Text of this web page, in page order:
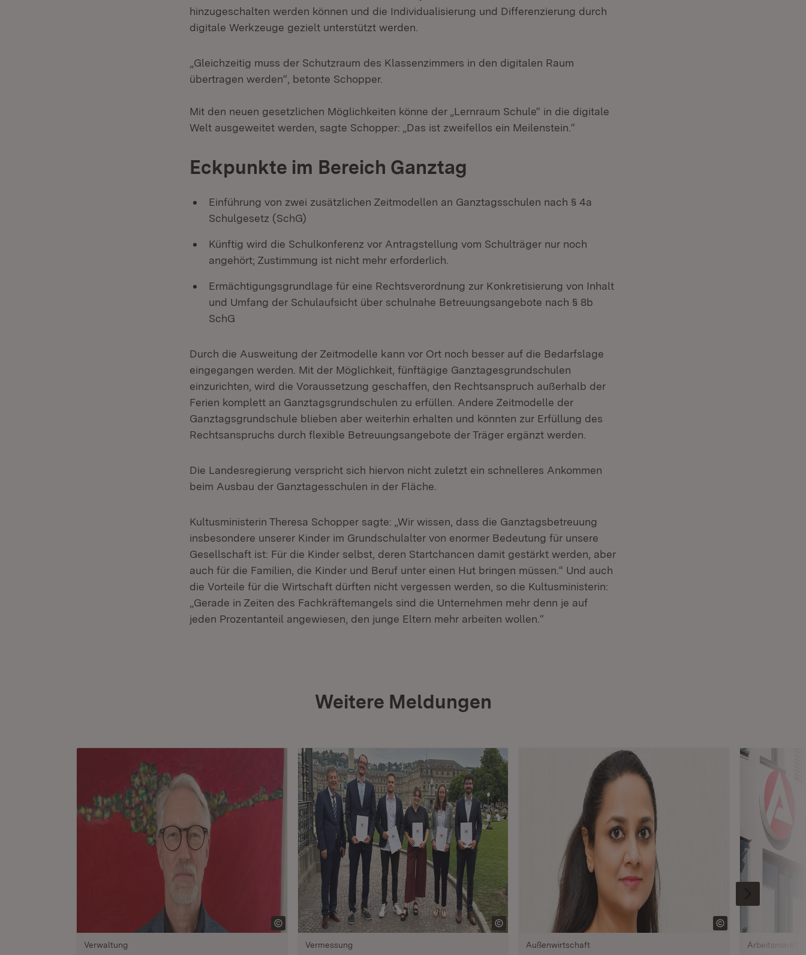
hinzugeschalten werden können und die Individualisierung und Differenzierung durch
digitale Werkzeuge gezielt unterstützt werden.
„Gleichzeitig muss der Schutzraum des Klassenzimmers in den digitalen Raum
übertragen werden“, betonte Schopper.
Mit den neuen gesetzlichen Möglichkeiten könne der „Lernraum Schule“ in die digitale
Welt ausgeweitet werden, sagte Schopper: „Das ist zweifellos ein Meilenstein.“
Eckpunkte im Bereich Ganztag
Einführung von zwei zusätzlichen Zeitmodellen an Ganztagsschulen nach § 4a
Schulgesetz (SchG)
Künftig wird die Schulkonferenz vor Antragstellung vom Schulträger nur noch
angehört; Zustimmung ist nicht mehr erforderlich.
Ermächtigungsgrundlage für eine Rechtsverordnung zur Konkretisierung von Inhalt
und Umfang der Schulaufsicht über schulnahe Betreuungsangebote nach § 8b
SchG
Durch die Ausweitung der Zeitmodelle kann vor Ort noch besser auf die Bedarfslage
eingegangen werden. Mit der Möglichkeit, fünftägige Ganztagesgrundschulen
einzurichten, wird die Voraussetzung geschaffen, den Rechtsanspruch außerhalb der
Ferien komplett an Ganztagsgrundschulen zu erfüllen. Andere Zeitmodelle der
Ganztagsgrundschule blieben aber weiterhin erhalten und könnten zur Erfüllung des
Rechtsanspruchs durch flexible Betreuungsangebote der Träger ergänzt werden.
Die Landesregierung verspricht sich hiervon nicht zuletzt ein schnelleres Ankommen
beim Ausbau der Ganztagesschulen in der Fläche.
Kultusministerin Theresa Schopper sagte: „Wir wissen, dass die Ganztagsbetreuung
insbesondere unserer Kinder im Grundschulalter von enormer Bedeutung für unsere
Gesellschaft ist: Für die Kinder selbst, deren Startchancen damit gestärkt werden, aber
auch für die Familien, die Kinder und Beruf unter einen Hut bringen müssen.“ Und auch
die Vorteile für die Wirtschaft dürften nicht vergessen werden, so die Kultusministerin:
„Gerade in Zeiten des Fachkräftemangels sind die Unternehmen mehr denn je auf
jeden Prozentanteil angewiesen, den junge Eltern mehr arbeiten wollen.“
Weitere Meldungen
Verwaltung Vermessung Außenwirtschaft Arbeitsmarkt